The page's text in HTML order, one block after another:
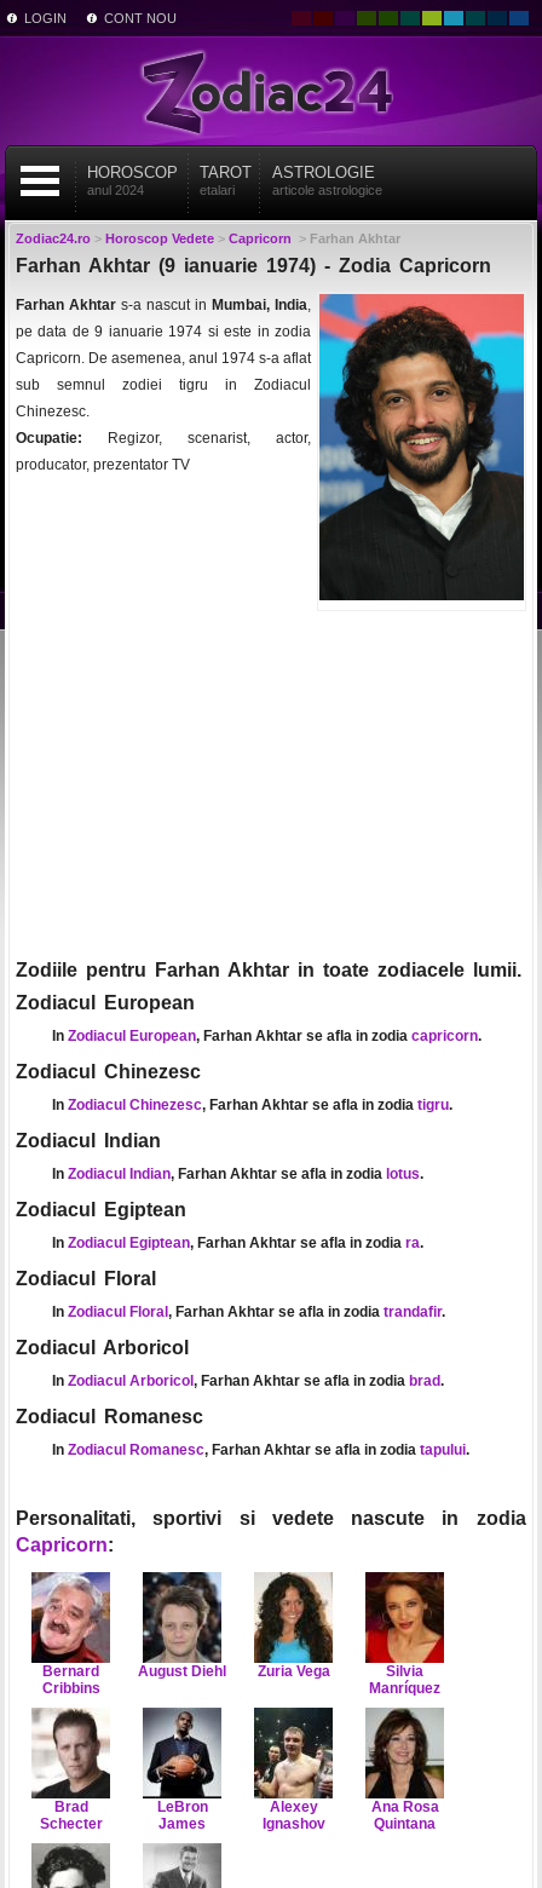
LOGIN CONT NOU
HOROSCOP
anul 2024
TAROT
etalari
ASTROLOGIE
articole astrologice
Zodiac24.ro> Horoscop Vedete> Capricorn > Farhan Akhtar
Farhan Akhtar (9 ianuarie 1974) - Zodia Capricorn
Farhan Akhtars-a nascut in Mumbai, India,
pe data de 9 ianuarie 1974 si este in zodia
Capricorn. De asemenea, anul 1974 s-a aflat
sub semnul zodiei tigru in Zodiacul
Chinezesc.
Ocupatie: Regizor, scenarist, actor,
producator, prezentator TV
Zodiile pentru Farhan Akhtar in toate zodiacele lumii.
Zodiacul European
In Zodiacul European, Farhan Akhtar se afla in zodia capricorn.
Zodiacul Chinezesc
In Zodiacul Chinezesc, Farhan Akhtar se afla in zodia tigru.
Zodiacul Indian
In Zodiacul Indian, Farhan Akhtar se afla in zodia lotus.
Zodiacul Egiptean
In Zodiacul Egiptean, Farhan Akhtar se afla in zodia ra.
Zodiacul Floral
In Zodiacul Floral , Farhan Akhtar se afla in zodia trandafir.
Zodiacul Arboricol
In Zodiacul Arboricol , Farhan Akhtar se afla in zodia brad.
Zodiacul Romanesc
In Zodiacul Romanesc, Farhan Akhtar se afla in zodia tapului.
Personalitati, sportivi si vedete nascute in zodia
Capricorn:
Bernard
Cribbins
August Diehl Zuria Vega
Silvia
Manríquez
Brad
Schecter
LeBron
James
Alexey
Ignashov
Ana Rosa
Quintana